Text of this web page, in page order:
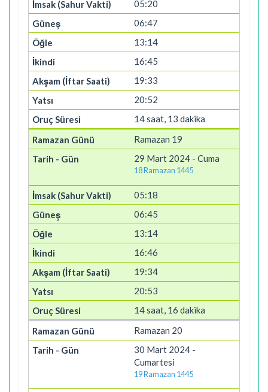
05:20
06:47
13:14
16:45
19:33
20:52
14 saat, 13 dakika
Ramazan 19
29 Mart 2024 - Cuma
18 Ramazan 1445
05:18
06:45
13:14
16:46
19:34
20:53
14 saat, 16 dakika
Ramazan 20
30 Mart 2024 -
Cumartesi
19 Ramazan 1445